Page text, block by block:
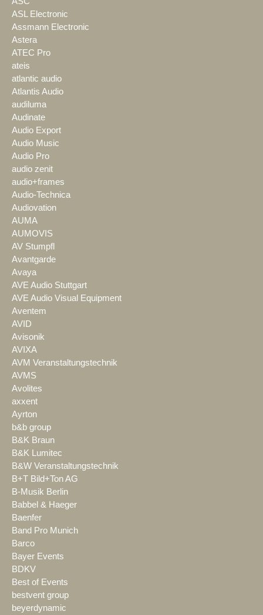
ASL Electronic
Assmann Electronic
Astera
ATEC Pro
ateis
atlantic audio
Atlantis Audio
audiluma
Audinate
Audio Export
Audio Music
Audio Pro
audio zenit
audio+frames
Audio-Technica
Audiovation
AUMA
AUMOVIS
AV Stumpfl
Avantgarde
Avaya
AVE Audio Stuttgart
AVE Audio Visual Equipment
Aventem
AVID
Avisonik
AVIXA
AVM Veranstaltungstechnik
AVMS
Avolites
axxent
Ayrton
b&b group
B&K Braun
B&K Lumitec
B&W Veranstaltungstechnik
B+T Bild+Ton AG
B-Musik Berlin
Babbel & Haeger
Baenfer
Band Pro Munich
Barco
Bayer Events
BDKV
Best of Events
bestvent group
beyerdynamic